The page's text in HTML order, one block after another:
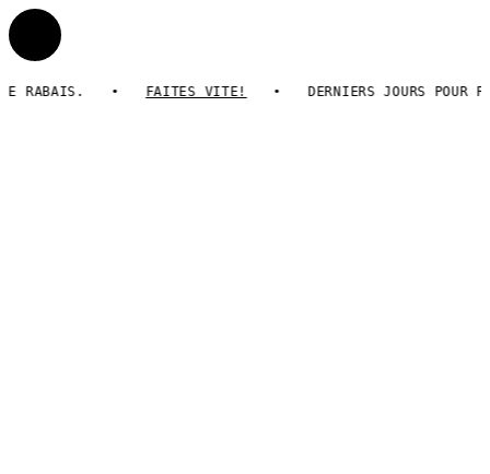
RABAIS. FAITES VITE! DERNIERS JOURS POUR